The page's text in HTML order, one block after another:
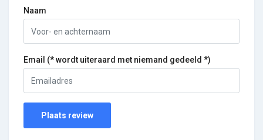
Naam
Email (* wordt uiteraard met niemand gedeeld *)
Plaats review